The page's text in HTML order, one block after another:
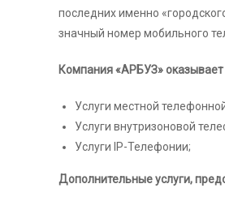
последних именно
значный номер мобильного
Компания «АРБУЗ» оказывает
Услуги местной
Услуги внутризоновой
Услуги IP-Телефонии;
Дополнительные услуги,